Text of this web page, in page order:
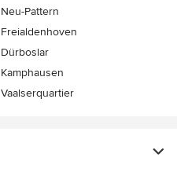
Neu-Pattern
Freialdenhoven
Dürboslar
Kamphausen
Vaalserquartier